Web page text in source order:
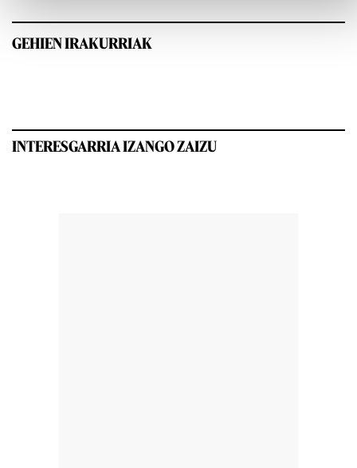
GEHIEN IRAKURRIAK
INTERESGARRIA IZANGO ZAIZU